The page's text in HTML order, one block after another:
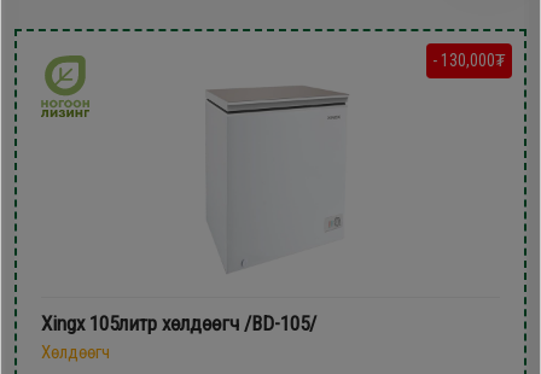
- 130,000₮
Xingx 105литр xөлдөөгч /BD-105/
Хөлдөөгч